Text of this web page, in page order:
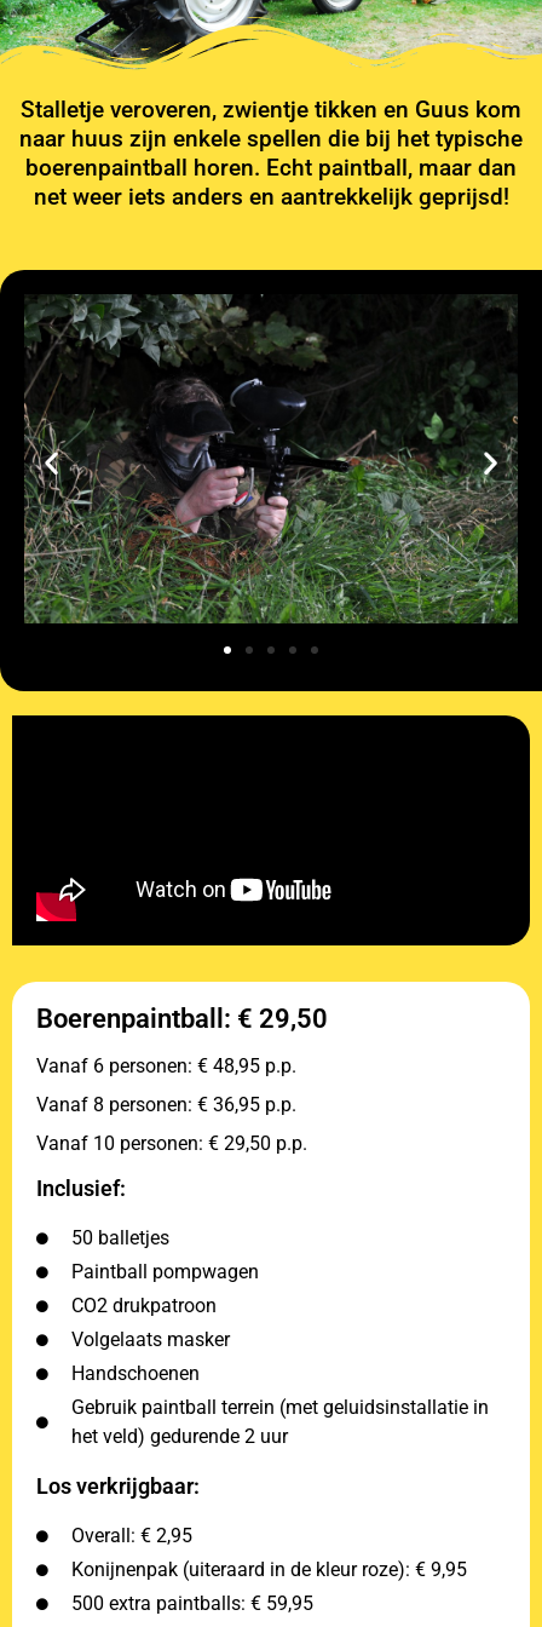
Stalletje veroveren, zwientje tikken en Guus kom
naar huus zijn enkele spellen die bij het typische
boerenpaintball horen. Echt paintball, maar dan
net weer iets anders en aantrekkelijk geprijsd!
Boerenpaintball: € 29,50
Vanaf 6 personen: € 48,95 p.p.
Vanaf 8 personen: € 36,95 p.p.
Vanaf 10 personen: € 29,50 p.p.
Inclusief:
50 balletjes
Paintball pompwagen
CO2 drukpatroon
Volgelaats masker
Handschoenen
Gebruik paintball terrein (met geluidsinstallatie in
het veld) gedurende 2 uur
Los verkrijgbaar:
Overall: € 2,95
Konijnenpak (uiteraard in de kleur roze): € 9,95
500 extra paintballs: € 59,95